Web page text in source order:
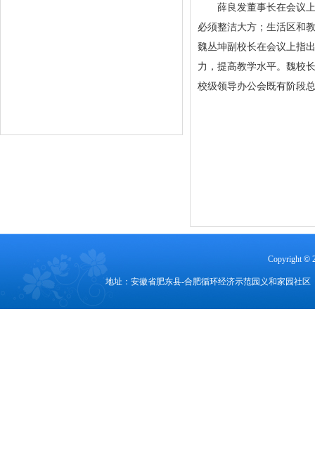
薛良发董事长在会议上
必须整洁大方；生活区和
魏丛坤副校长在会议上指
力，提高教学水平。魏校
校级领导办公会既有阶段
Copyright©
地址：安徽省肥东县-合肥循环经济示范园义和家园社